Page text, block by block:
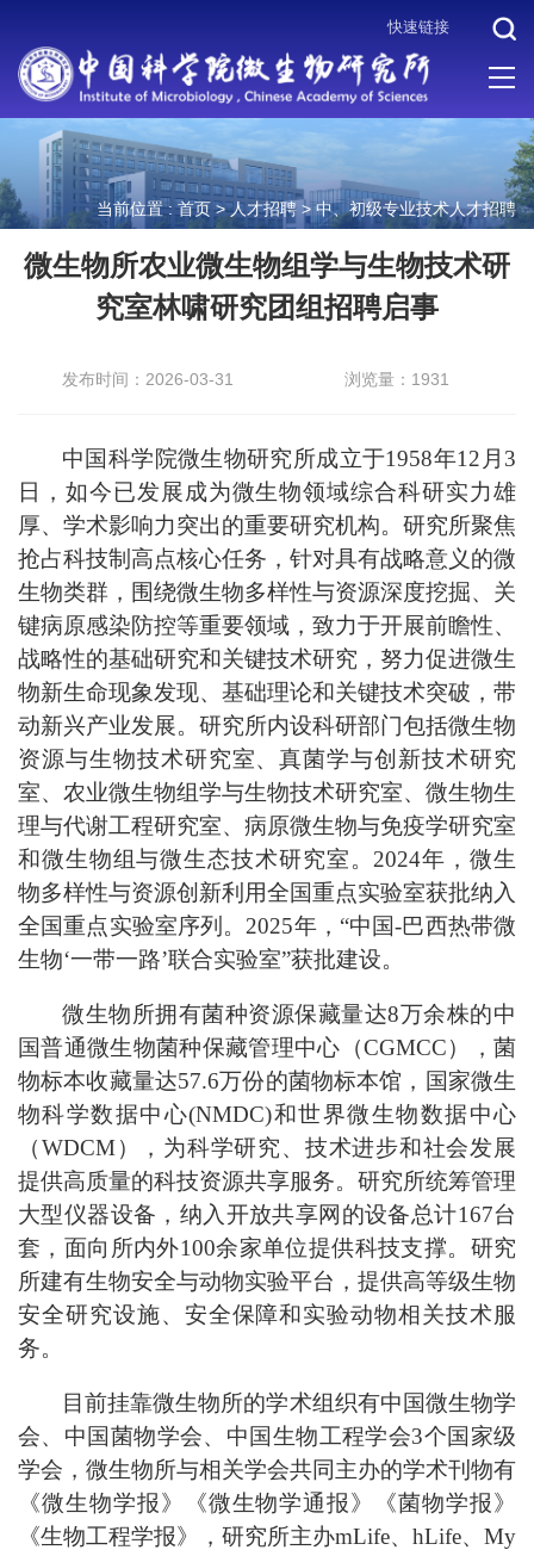
快速链接
当前位置 :首页>人才招聘 > 中、初级专业技术人才招聘
微生物所农业微生物组学与生物技术研
究室林啸研究团组招聘启事
发布时间：2026-03-31 浏览量：1931
中国科学院微生物研究所成立于1958年12月3
日，如今已发展成为微生物领域综合科研实力雄
厚、学术影响力突出的重要研究机构。研究所聚焦
抢占科技制高点核心任务，针对具有战略意义的微
生物类群，围绕微生物多样性与资源深度挖掘、关
键病原感染防控等重要领域，致力于开展前瞻性、
战略性的基础研究和关键技术研究，努力促进微生
物新生命现象发现、基础理论和关键技术突破，带
动新兴产业发展。研究所内设科研部门包括微生物
资源与生物技术研究室、真菌学与创新技术研究
室、农业微生物组学与生物技术研究室、微生物生
理与代谢工程研究室、病原微生物与免疫学研究室
和微生物组与微生态技术研究室。2024年，微生
物多样性与资源创新利用全国重点实验室获批纳入
全国重点实验室序列。2025年，“中国-巴西热带微
生物‘一带一路’联合实验室”获批建设。
微生物所拥有菌种资源保藏量达8万余株的中
国普通微生物菌种保藏管理中心（CGMCC），菌
物标本收藏量达57.6万份的菌物标本馆，国家微生
物科学数据中心(NMDC)和世界微生物数据中心
（WDCM），为科学研究、技术进步和社会发展
提供高质量的科技资源共享服务。研究所统筹管理
大型仪器设备，纳入开放共享网的设备总计167台
套，面向所内外100余家单位提供科技支撑。研究
所建有生物安全与动物实验平台，提供高等级生物
安全研究设施、安全保障和实验动物相关技术服
务。
目前挂靠微生物所的学术组织有中国微生物学
会、中国菌物学会、中国生物工程学会3个国家级
学会，微生物所与相关学会共同主办的学术刊物有
《微生物学报》《微生物学通报》《菌物学报》
《生物工程学报》，研究所主办mLife、hLife、My